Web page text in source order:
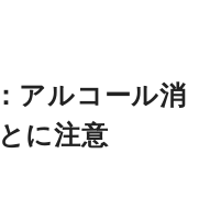
アルコール消
に注意